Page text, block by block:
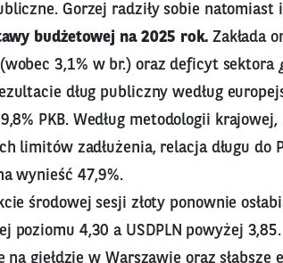
Gorzej radziły sobie
budżetowej na 2025 rok. Zakłada
3,1% w br.) oraz deficyt sektora
dług publiczny według
PKB. Według metodologii
limitów zadłużenia, relacja długu do
wynieść 47,9%.
środowej sesji złoty ponownie
poziomu 4,30 a USDPLN powyżej
na giełdzie w Warszawie oraz słabsze